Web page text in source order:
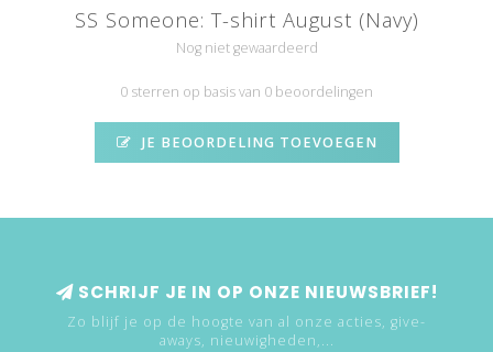
SS Someone: T-shirt August (Navy)
Nog niet gewaardeerd
0 sterren op basis van 0 beoordelingen
JE BEOORDELING TOEVOEGEN
SCHRIJF JE IN OP ONZE NIEUWSBRIEF!
Zo blijf je op de hoogte van al onze acties, give-
aways, nieuwigheden,...